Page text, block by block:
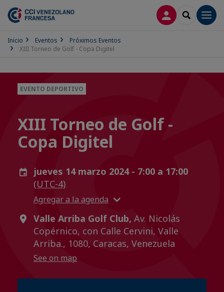
CONECTARSE
SEARCH
Inicio Eventos
Próximos Eventos
XIII Torneo de Golf - Copa Digitel
EVENTO DEPORTIVO
XIII Torneo de Golf -
Copa Digitel
jueves 14 marzo 2024 - 7:00 a 17:00
(UTC-4)
Agregar a la agenda
Valle Arriba Golf Club, Av. Nicolás
Copérnico, con Calle Cervini, Valle
Arriba., 1080, Caracas, Venezuela
See on map